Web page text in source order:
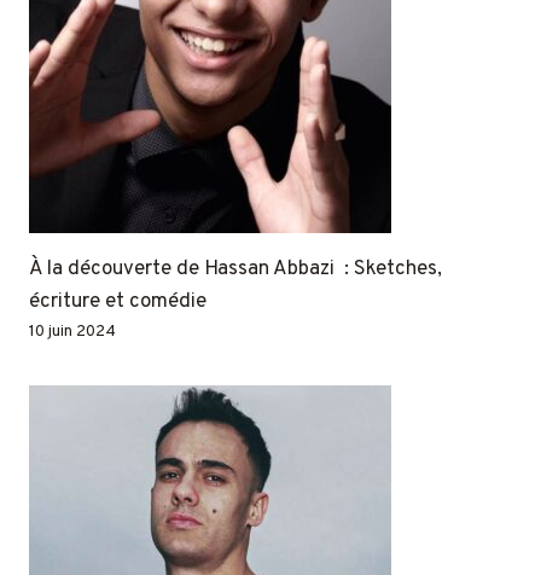
À la découverte de Hassan Abbazi : Sketches,
écriture et comédie
10 juin 2024